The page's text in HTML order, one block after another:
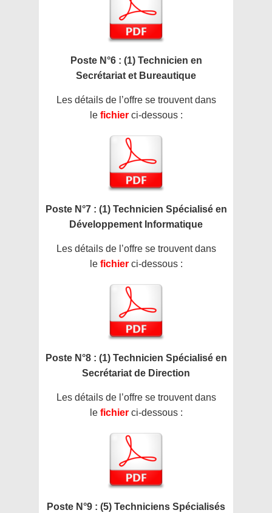
Poste N°6 : (1) Technicien en
Secrétariat et Bureautique
Les détails de l’offre se trouvent dans
le fichier ci-dessous :
Poste N°7 : (1) Technicien Spécialisé en
Développement Informatique
Les détails de l’offre se trouvent dans
le fichier ci-dessous :
Poste N°8 : (1) Technicien Spécialisé en
Secrétariat de Direction
Les détails de l’offre se trouvent dans
le fichier ci-dessous :
Poste N°9 : (5) Techniciens Spécialisés